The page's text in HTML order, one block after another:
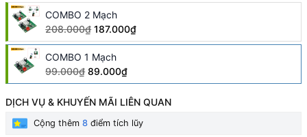
COMBO 2 Mạch
208.000₫ 187.000₫
COMBO 1 Mạch
99.000₫ 89.000₫
DỊCH VỤ & KHUYẾN MÃI LIÊN QUAN
Cộng thêm 8 điểm tích lũy